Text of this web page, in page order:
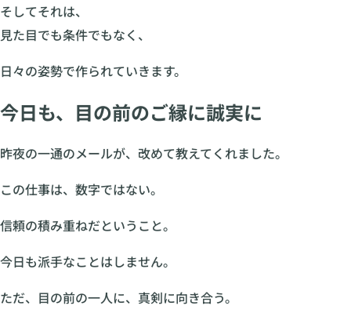
そしてそれは、
見た目でも条件でもなく、
日々の姿勢で作られていきます。
今日も、目の前のご縁に誠実に
昨夜の一通のメールが、改めて教えてくれました。
この仕事は、数字ではない。
信頼の積み重ねだということ。
今日も派手なことはしません。
ただ、目の前の一人に、真剣に向き合う。